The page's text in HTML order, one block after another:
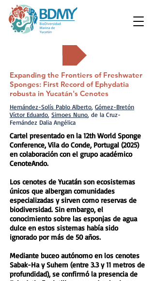
Expanding the Frontiers of Freshwater
Sponges: First Record of Ephydatia
robusta in Yucatán's Cenotes
Hernández-Solís Pablo Alberto, Gómez-Bretón
Víctor Eduardo, Simoes Nuno, de la Cruz-
Fernández Dalia Angélica
Cartel presentado en la 12th World Sponge
Conference, Vila do Conde, Portugal (2025)
en colaboración con el grupo académico
CenoteAndo.
Los cenotes de Yucatán son ecosistemas
únicos que albergan comunidades
especializadas y sirven como reservas de
biodiversidad. Sin embargo, el
conocimiento sobre las esponjas de agua
dulce en estos sistemas había sido
ignorado por más de 50 años.
Mediante buceo autónomo en los cenotes
Sabak-Ha y Suhem (entre 3.3 y 11 metros de
profundidad), se confirmó la presencia de